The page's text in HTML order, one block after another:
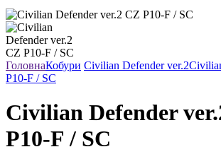
ГоловнаКобури Civilian Defender ver.2
P10-F / SC
Civilian Defender
P10-F / SC